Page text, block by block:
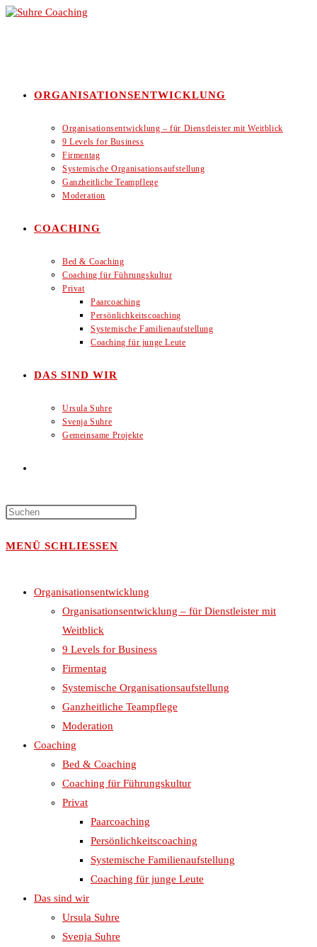
Zum
ORGANISATIONSENTWICKLUNG
Organisationsentwicklung – für Dienstleister mit Weitblick
9 Levels for Business
Firmentag
Systemische Organisationsaufstellung
Ganzheitliche Teampflege
Moderation
COACHING
Bed & Coaching
Coaching für Führungskultur
Privat
Paarcoaching
Persönlichkeitscoaching
Systemische Familienaufstellung
Coaching für junge Leute
DAS SIND WIR
Ursula Suhre
Svenja Suhre
Gemeinsame Projekte
SUCHE
MENÜ SCHLIESSEN
Organisationsentwicklung
Organisationsentwicklung – für Dienstleister mit
Weitblick
9 Levels for Business
Firmentag
Systemische Organisationsaufstellung
Ganzheitliche Teampflege
Moderation
Coaching
Bed & Coaching
Coaching für Führungskultur
Privat
Paarcoaching
Persönlichkeitscoaching
Systemische Familienaufstellung
Coaching für junge Leute
Das sind wir
Ursula Suhre
Svenja Suhre